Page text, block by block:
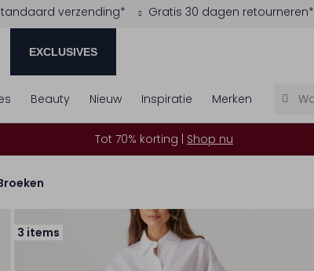
verzending* Gratis 30 dagen retourneren*
EXCLUSIVES
Beauty Nieuw Inspiratie Merken
Tot 70% korting | Shop nu
3 items